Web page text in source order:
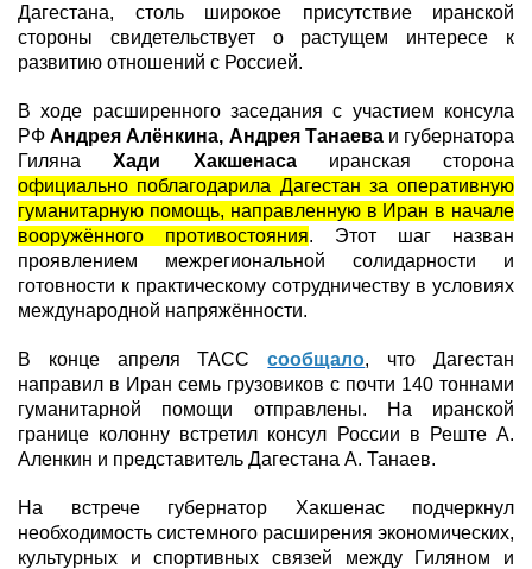
Дагестана, столь широкое присутствие иранской
стороны свидетельствует о растущем интересе к
развитию отношений с Россией.
В ходе расширенного заседания с участием консула
РФАндрея Алёнкина, Андрея Танаеваи губернатора
ГилянаХади Хакшенасаиранская сторона
официально поблагодарила Дагестан за оперативную
гуманитарную помощь, направленную в Иран в начале
вооружённого противостояния. Этот шаг назван
проявлением межрегиональной солидарности и
готовности к практическому сотрудничеству в условиях
международной напряжённости.
В конце апреля ТАССсообщало, что Дагестан
направил в Иран семь грузовиков с почти 140 тоннами
гуманитарной помощи отправлены. На иранской
границе колонну встретил консул России в Реште А.
Аленкин и представитель Дагестана А. Танаев.
На встрече губернатор Хакшенас подчеркнул
необходимость системного расширения экономических,
культурных и спортивных связей между Гиляном и